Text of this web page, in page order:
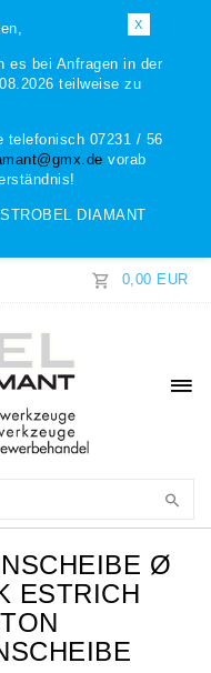
X
es bei Anfragen in der
teilweise zu
telefonisch 07231 / 56
vorab
DIAMANT
0,00 EUR
Ø
ESTRICH